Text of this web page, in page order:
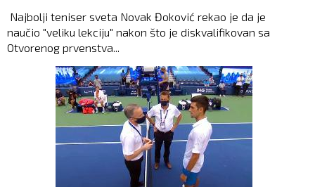
Najbolji teniser sveta Novak Đoković rekao je da je
naučio "veliku lekciju" nakon što je diskvalifikovan sa
Otvorenog prvenstva...